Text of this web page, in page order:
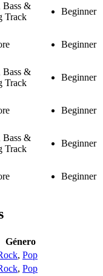
Bass &
Track
Beginner
Beginner
Bass &
Track
Beginner
Beginner
Bass &
Track
Beginner
Beginner
Género
, Pop
, Pop